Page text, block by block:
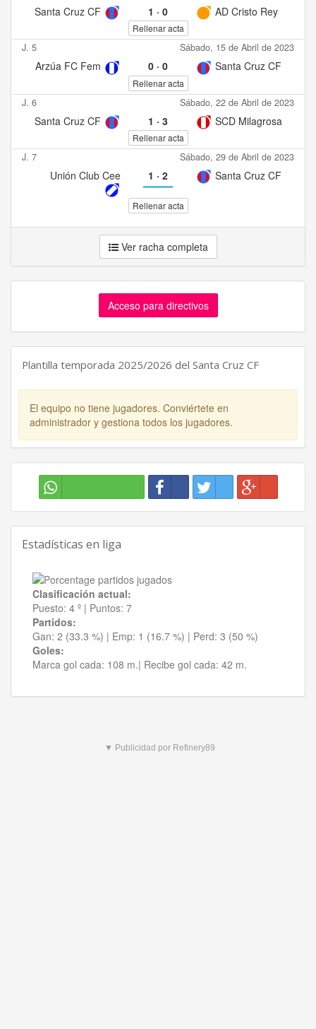
Santa Cruz CF 1 · 0 AD Cristo Rey
Rellenar acta
J. 5 Sábado, 15 de Abril de 2023
Arzúa FC Fem 0· 0 Santa Cruz CF
Rellenar acta
J. 6 Sábado, 22 de Abril de 2023
Santa Cruz CF 1 · 3 SCD Milagrosa
Rellenar acta
J. 7 Sábado, 29 de Abril de 2023
Unión Club Cee 1 · 2 Santa Cruz CF
Rellenar acta
Ver racha completa
Acceso para directivos
Plantilla temporada 2025/2026 del Santa Cruz CF
El equipo no tiene jugadores. Conviértete en
administrador y gestiona todos los jugadores.
Estadísticas en liga
Clasificación actual:
Puesto: 4 º | Puntos: 7
Partidos:
Gan: 2 (33.3 %) | Emp: 1 (16.7 %) | Perd: 3 (50 %)
Goles:
Marca gol cada: 108 m.| Recibe gol cada: 42 m.
▼ Publicidad por Refinery89